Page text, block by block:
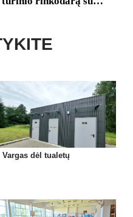
Vargas dėl tualetų